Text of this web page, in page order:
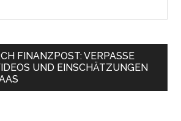
FINANZPOST: VERPASSE
UND EINSCHÄTZUNGEN